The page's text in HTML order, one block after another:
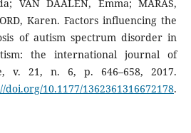
VAN DAALEN, Emma; MARAS,
Karen. Factors influencing the
of autism spectrum disorder in
the international journal of
v. 21, n. 6, p. 646–658, 2017.
doi.org/10.1177/1362361316672178.